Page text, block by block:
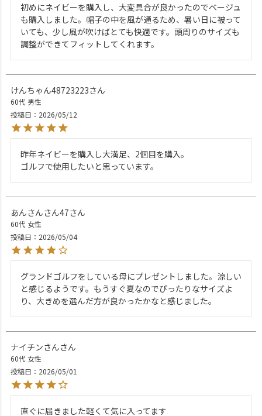
初めにネイビーを購入し、大変具合が良かったのでベージュ
も購入しました。帽子の中を風が通るため、暑い日に被って
いても、少し風が吹けばとても快適です。頭周りのサイズも
調整ができてフィットしてくれます。
けんちゃん48723223
60代 男性
投稿日
2026/05/12
昨年ネイビーを購入し大満足、2個目を購入。
ゴルフで使用したいと思っています。
あんさんさん47
60代 女性
投稿日
2026/05/04
グランドゴルフをしている母にプレゼントしました。涼しい
と感じるようです。もうすぐ夏なのでぴったりなサイズよ
り、大きめを選んだ方が良かったかなと感じました。
ナイチンさん
60代 女性
投稿日
2026/05/01
直ぐに届きました軽くて気に入ってます